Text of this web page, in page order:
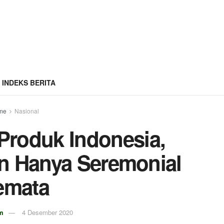
INDEKS BERITA
Nasional
Indonesia,
Hanya Seremonial
4 Desember 2020